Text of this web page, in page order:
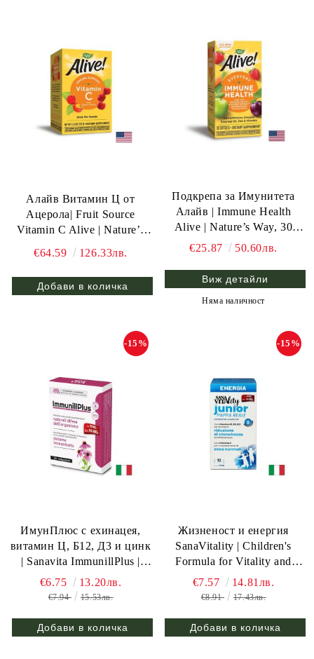
Алайв Витамин Ц от
Ацерола| Fruit Source
Vitamin C Alive | Nature’s
Way, 120 гр пудра
€64.59 126.33лв.
Подкрепа за Имунитета
Алайв | Immune Health
Alive | Nature’s Way, 30
драж.
€25.87 50.60лв.
Виж детайли
Няма наличност
ИмунПлюс с ехинацея,
витамин Ц, Б12, Д3 и цинк
| Sanavita ImmunillPlus |
Paladin Pharma, 30 табл.
-15%
€6.75 13.20лв.
€7.94 15.53лв.
Жизненост и енергия
SanaVitality | Children's
Formula for Vitality and
Energy | Paladin Pharma, 12
сашета х 10 мл с вкус на
-15%
€7.57 14.81лв.
€8.91 17.43лв.